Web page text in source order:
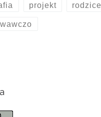
projekt rodzice